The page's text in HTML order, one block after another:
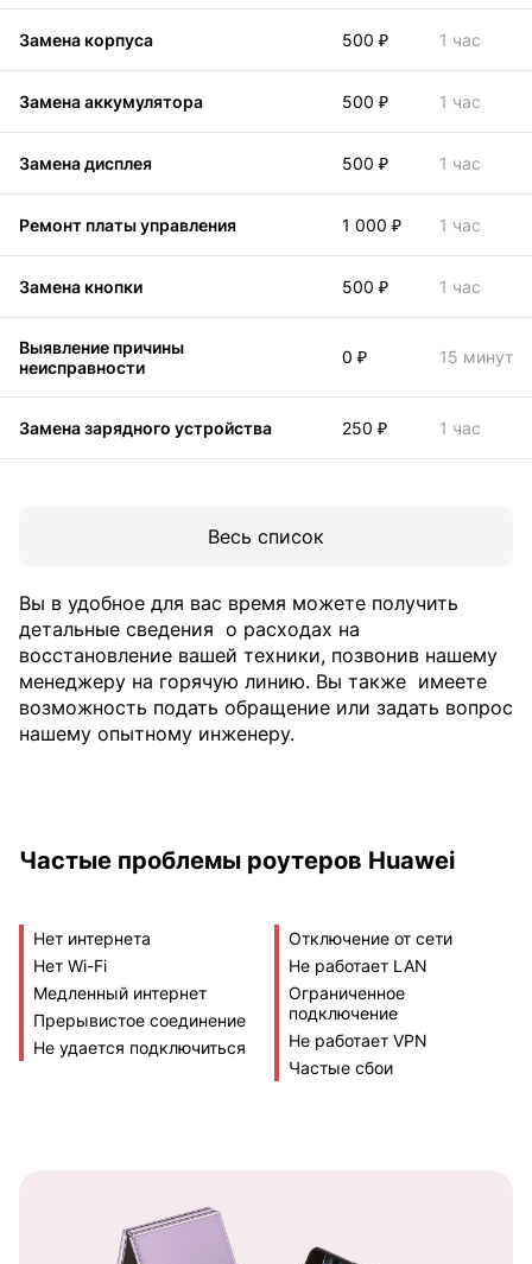
Замена корпуса 500 ₽ 1 час
Замена аккумулятора 500 ₽ 1 час
Замена дисплея 500 ₽ 1 час
Ремонт платы управления 1 000 ₽ 1 час
Замена кнопки 500 ₽ 1 час
Выявление причины
неисправности
0 ₽ 15 минут
Замена зарядного устройства 250 ₽ 1 час
Весь список
Вы в удобное для вас время можете получить
детальные сведения о расходах на
восстановление вашей техники, позвонив нашему
менеджеру на горячую линию. Вы также имеете
возможность подать обращение или задать вопрос
нашему опытному инженеру.
Частые проблемы роутеров Huawei
Нет интернета
Нет Wi-Fi
Медленный интернет
Прерывистое соединение
Не удается подключиться
Отключение от сети
Не работает LAN
Ограниченное
подключение
Не работает VPN
Частые сбои